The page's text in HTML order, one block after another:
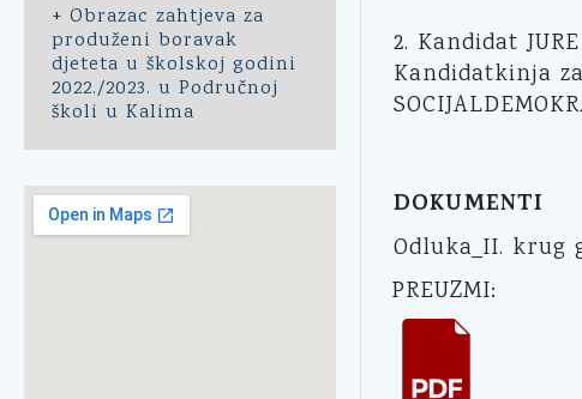
+ Obrazac zahtjeva za
produženi boravak
djeteta u školskoj godini
2022./2023. u Područnoj
školi u Kalima
2. Kandidat
Kandidatkinja
DOKUMENTI
Odluka_II. krug
PREUZMI: